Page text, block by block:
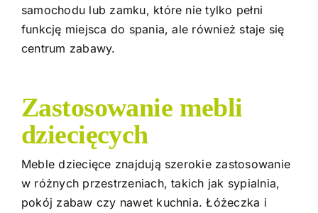
samochodu lub zamku, które nie tylko pełni
funkcję miejsca do spania, ale również staje się
centrum zabawy.
Zastosowanie mebli
dziecięcych
Meble dziecięce znajdują szerokie zastosowanie
w różnych przestrzeniach, takich jak sypialnia,
pokój zabaw czy nawet kuchnia. Łóżeczka i